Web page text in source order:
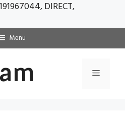
DIRECT,
Menu
Menu